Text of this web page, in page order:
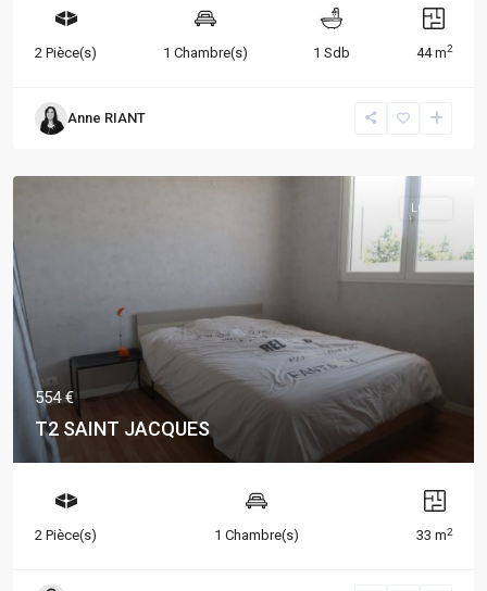
2 Pièce(s) 1 Chambre(s) 1 Sdb 44 m2
Anne RIANT
LOUÉ
554 €
T2 SAINT JACQUES
2 Pièce(s) 1 Chambre(s) 33 m2